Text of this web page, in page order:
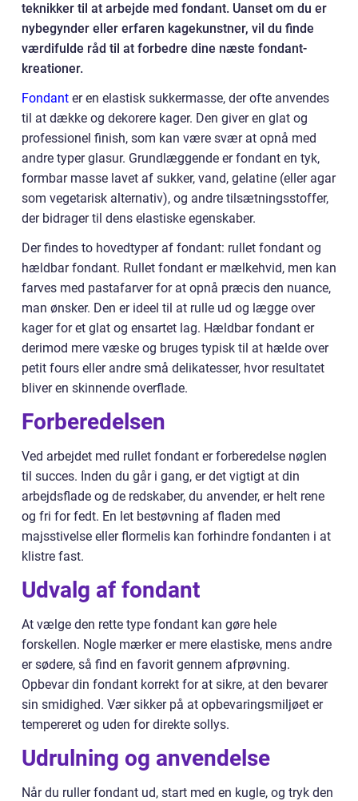
teknikker til at arbejde med fondant. Uanset om du er
nybegynder eller erfaren kagekunstner, vil du finde
værdifulde råd til at forbedre dine næste fondant-
kreationer.
Fondant er en elastisk sukkermasse, der ofte anvendes
til at dække og dekorere kager. Den giver en glat og
professionel finish, som kan være svær at opnå med
andre typer glasur. Grundlæggende er fondant en tyk,
formbar masse lavet af sukker, vand, gelatine (eller agar
som vegetarisk alternativ), og andre tilsætningsstoffer,
der bidrager til dens elastiske egenskaber.
Der findes to hovedtyper af fondant: rullet fondant og
hældbar fondant. Rullet fondant er mælkehvid, men kan
farves med pastafarver for at opnå præcis den nuance,
man ønsker. Den er ideel til at rulle ud og lægge over
kager for et glat og ensartet lag. Hældbar fondant er
derimod mere væske og bruges typisk til at hælde over
petit fours eller andre små delikatesser, hvor resultatet
bliver en skinnende overflade.
Forberedelsen
Ved arbejdet med rullet fondant er forberedelse nøglen
til succes. Inden du går i gang, er det vigtigt at din
arbejdsflade og de redskaber, du anvender, er helt rene
og fri for fedt. En let bestøvning af fladen med
majsstivelse eller flormelis kan forhindre fondanten i at
klistre fast.
Udvalg af fondant
At vælge den rette type fondant kan gøre hele
forskellen. Nogle mærker er mere elastiske, mens andre
er sødere, så find en favorit gennem afprøvning.
Opbevar din fondant korrekt for at sikre, at den bevarer
sin smidighed. Vær sikker på at opbevaringsmiljøet er
tempereret og uden for direkte sollys.
Udrulning og anvendelse
Når du ruller fondant ud, start med en kugle, og tryk den